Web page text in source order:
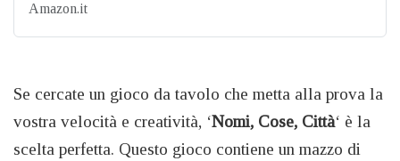
Amazon.it
Se cercate un gioco da tavolo che metta alla prova la
vostra velocità e creatività, ‘Nomi, Cose, Città‘ è la
scelta perfetta. Questo gioco contiene un mazzo di